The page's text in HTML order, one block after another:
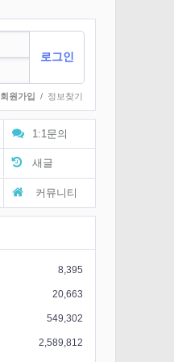
회원가입 / 정보찾기
1:1문의
새글
커뮤니티
8,395
20,663
549,302
2,589,812